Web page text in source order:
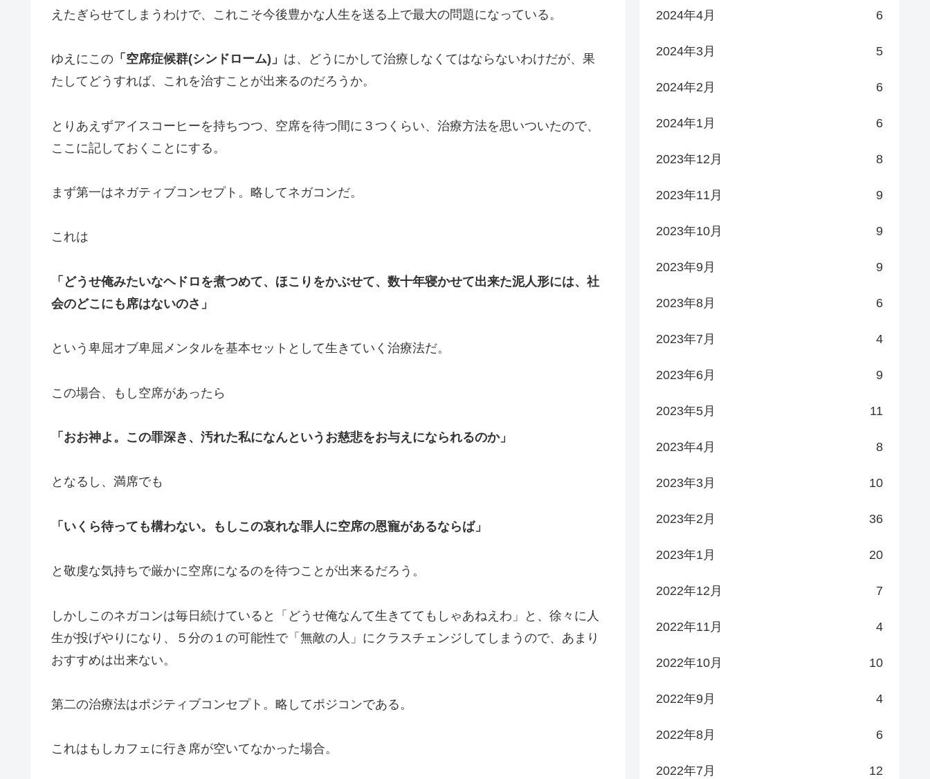
えたぎらせてしまうわけで、これこそ今後豊かな人生を送る上で最大の問題になっている。
ゆえにこの 「空席症候群(シンドローム)」 は、どうにかして治療しなくてはならないわけだが、果
たしてどうすれば、これを治すことが出来るのだろうか。
とりあえずアイスコーヒーを持ちつつ、空席を待つ間に３つくらい、治療方法を思いついたので、
ここに記しておくことにする。
まず第一はネガティブコンセプト。略してネガコンだ。
これは
「どうせ俺みたいなヘドロを煮つめて、ほこりをかぶせて、数十年寝かせて出来た泥人形には、社
会のどこにも席はないのさ」
という卑屈オブ卑屈メンタルを基本セットとして生きていく治療法だ。
この場合、もし空席があったら
「おお神よ。この罪深き、汚れた私になんというお慈悲をお与えになられるのか」
となるし、満席でも
「いくら待っても構わない。もしこの哀れな罪人に空席の恩寵があるならば」
と敬虔な気持ちで厳かに空席になるのを待つことが出来るだろう。
しかしこのネガコンは毎日続けていると「どうせ俺なんて生きててもしゃあねえわ」と、徐々に人
生が投げやりになり、５分の１の可能性で「無敵の人」にクラスチェンジしてしまうので、あまり
おすすめは出来ない。
第二の治療法はポジティブコンセプト。略してポジコンである。
これはもしカフェに行き席が空いてなかった場合。
2024年4月 6
2024年3月 5
2024年2月 6
2024年1月 6
2023年12月 8
2023年11月 9
2023年10月 9
2023年9月 9
2023年8月 6
2023年7月 4
2023年6月 9
2023年5月 11
2023年4月 8
2023年3月 10
2023年2月 36
2023年1月 20
2022年12月 7
2022年11月 4
2022年10月 10
2022年9月 4
2022年8月 6
2022年7月 12